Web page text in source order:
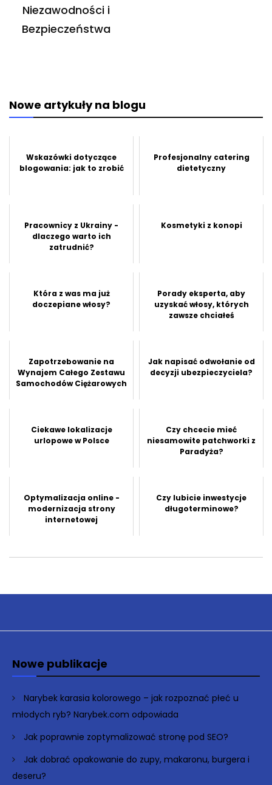
Niezawodności i
Bezpieczeństwa
Nowe artykuły na blogu
Wskazówki dotyczące
blogowania: jak to zrobić
Profesjonalny catering
dietetyczny
Pracownicy z Ukrainy -
dlaczego warto ich
zatrudnić?
Kosmetyki z konopi
Która z was ma już
doczepiane włosy?
Porady eksperta, aby
uzyskać włosy, których
zawsze chciałeś
Zapotrzebowanie na
Wynajem Całego Zestawu
Samochodów Ciężarowych
Jak napisać odwołanie od
decyzji ubezpieczyciela?
Ciekawe lokalizacje
urlopowe w Polsce
Czy chcecie mieć
niesamowite patchworki z
Paradyża?
Optymalizacja online -
modernizacja strony
internetowej
Czy lubicie inwestycje
długoterminowe?
Nowe publikacje
Narybek karasia kolorowego – jak rozpoznać płeć u
młodych ryb? Narybek.com odpowiada
Jak poprawnie zoptymalizować stronę pod SEO?
Jak dobrać opakowanie do zupy, makaronu, burgera i
deseru?